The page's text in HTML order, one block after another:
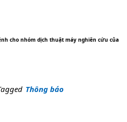
cho nhóm dịch thuật máy nghiên cứu của
Thông báo